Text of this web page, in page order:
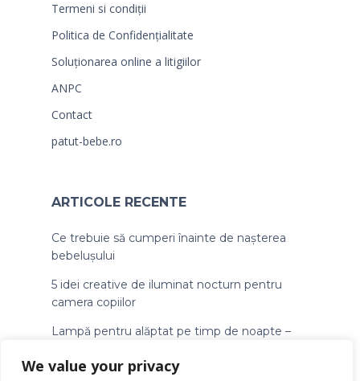
We value your privacy
Termeni si condiții
Politica de Confidențialitate
Soluționarea online a litigiilor
ANPC
Contact
patut-bebe.ro
ARTICOLE RECENTE
Ce trebuie să cumperi înainte de nașterea
bebelușului
5 idei creative de iluminat nocturn pentru
camera copiilor
Lampă pentru alăptat pe timp de noapte –